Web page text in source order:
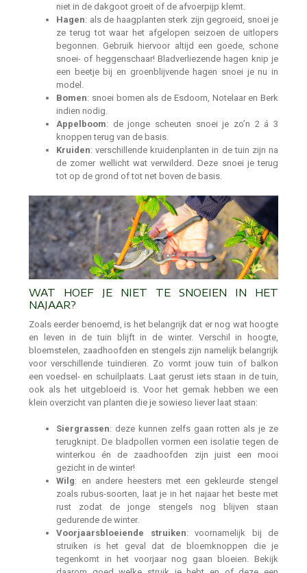
niet in de dakgoot groeit of de afvoerpijp klemt.
Hagen: als de haagplanten sterk zijn gegroeid, snoei je
ze terug tot waar het afgelopen seizoen de uitlopers
begonnen. Gebruik hiervoor altijd een goede, schone
snoei- of heggenschaar! Bladverliezende hagen knip je
een beetje bij en groenblijvende hagen snoei je nu in
model.
Bomen: snoei bomen als de Esdoorn, Notelaar en Berk
indien nodig.
Appelboom: de jonge scheuten snoei je zo’n 2 á 3
knoppen terug van de basis.
Kruiden: verschillende kruidenplanten in de tuin zijn na
de zomer wellicht wat verwilderd. Deze snoei je terug
tot op de grond of tot net boven de basis.
WAT HOEF JE NIET TE SNOEIEN IN HET
NAJAAR?
Zoals eerder benoemd, is het belangrijk dat er nog wat hoogte
en leven in de tuin blijft in de winter. Verschil in hoogte,
bloemstelen, zaadhoofden en stengels zijn namelijk belangrijk
voor verschillende tuindieren. Zo vormt jouw tuin of balkon
een voedsel- en schuilplaats. Laat gerust iets staan in de tuin,
ook als het uitgebloeid is. Voor het gemak hebben we een
klein overzicht van planten die je sowieso liever laat staan:
Siergrassen: deze kunnen zelfs gaan rotten als je ze
terugknipt. De bladpollen vormen een isolatie tegen de
winterkou én de zaadhoofden zijn juist een mooi
gezicht in de winter!
Wilg: en andere heesters met een gekleurde stengel
zoals rubus-soorten, laat je in het najaar het beste met
rust zodat de jonge stengels nog blijven staan
gedurende de winter.
Voorjaarsbloeiende struiken: voornamelijk bij de
struiken is het geval dat de bloemknoppen die je
tegenkomt in het voorjaar nog gaan bloeien. Bekijk